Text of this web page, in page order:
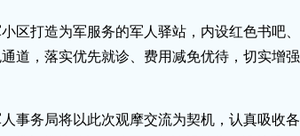
区打造为军服务的军人驿站，内设红色书吧、
道，落实优先就诊、费用减免优待，切实增强
事务局将以此次观摩交流为契机，认真吸收各